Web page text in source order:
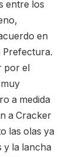
entre los
en
Prefectura.
por el
a medida
a Cracker
las olas ya
y la lancha